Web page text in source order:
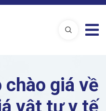
chào giá về
vật tư y tế